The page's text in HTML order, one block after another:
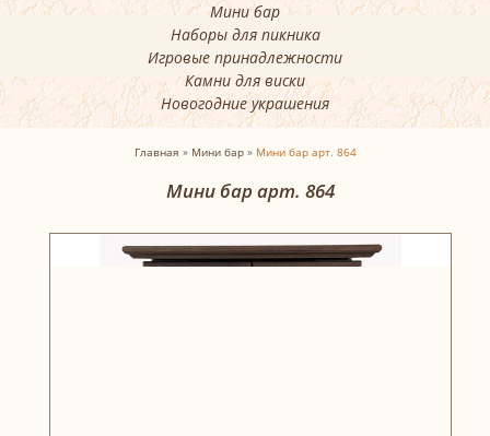
Мини бар
Наборы для пикника
Игровые принадлежности
Камни для виски
Новогодние украшения
Главная » Мини бар» Мини бар арт. 864
Мини бар арт. 864